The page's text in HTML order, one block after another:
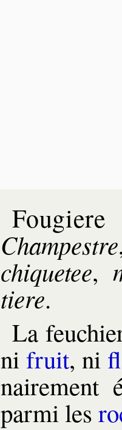
Fougiere
Cham­pestre
chi­que­tee,
tiere.
La
ni fruit, ni
nai­re­ment
par­mi les